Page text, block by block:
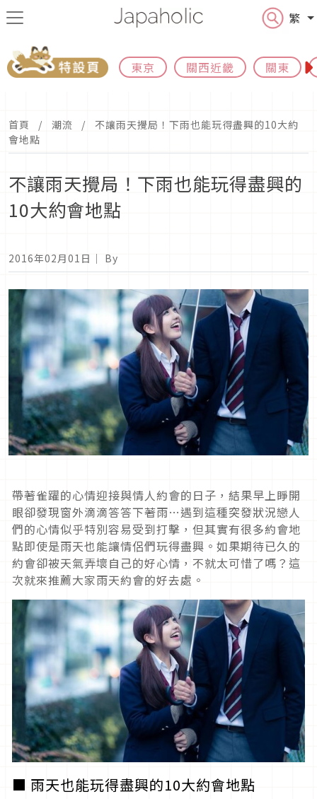
繁
東京 關西近畿 關東
首頁 潮流
不讓雨天攪局！下雨也能玩得盡興的10大約
會地點
不讓雨天攪局！下雨也能玩得盡興的
10大約會地點
2016年02月01日 ｜ By
帶著雀躍的心情迎接與情人約會的日子，結果早上睜開
眼卻發現窗外滴滴答答下著雨…遇到這種突發狀況戀人
們的心情似乎特別容易受到打擊，但其實有很多約會地
點即使是雨天也能讓情侶們玩得盡興。如果期待已久的
約會卻被天氣弄壞自己的好心情，不就太可惜了嗎？這
次就來推薦大家雨天約會的好去處。
■ 雨天也能玩得盡興的10大約會地點